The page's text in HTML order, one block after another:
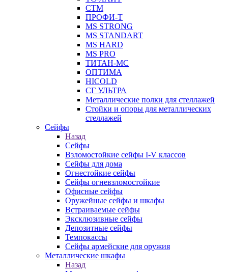
СТМ
ПРОФИ-Т
MS STRONG
MS STANDART
MS HARD
MS PRO
ТИТАН-МС
ОПТИМА
HICOLD
СГ УЛЬТРА
Металлические полки для стеллажей
Стойки и опоры для металлических
стеллажей
Сейфы
Назад
Сейфы
Взломостойкие сейфы I-V классов
Сейфы для дома
Огнестойкие сейфы
Сейфы огневзломостойкие
Офисные сейфы
Оружейные сейфы и шкафы
Встраиваемые сейфы
Эксклюзивные сейфы
Депозитные сейфы
Темпокассы
Сейфы армейские для оружия
Металлические шкафы
Назад